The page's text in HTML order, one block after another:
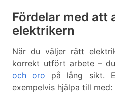
Fördelar med att
elektrikern
När du väljer rätt
korrekt utfört arbete – du
och oro på lång sikt.
exempelvis hjälpa till med: